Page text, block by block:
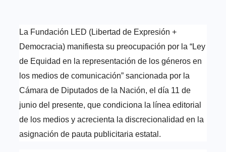
La Fundación LED (Libertad de Expresión +
Democracia) manifiesta su preocupación por la “Ley
de Equidad en la representación de los géneros en
los medios de comunicación” sancionada por la
Cámara de Diputados de la Nación, el día 11 de
junio del presente, que condiciona la línea editorial
de los medios y acrecienta la discrecionalidad en la
asignación de pauta publicitaria estatal.